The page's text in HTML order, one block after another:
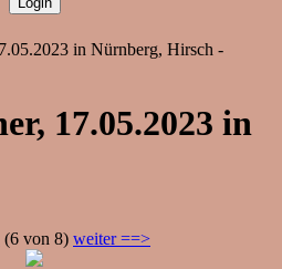
in Nürnberg, Hirsch -
17.05.2023 in
(6 von 8) weiter ==>